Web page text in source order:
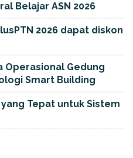
Belajar ASN 2026
2026 dapat diskon
Operasional Gedung
Smart Building
Tepat untuk Sistem